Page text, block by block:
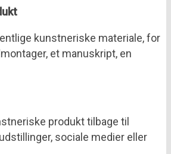
kunstneriske materiale, for
et manuskript, en
produkt tilbage til
sociale medier eller